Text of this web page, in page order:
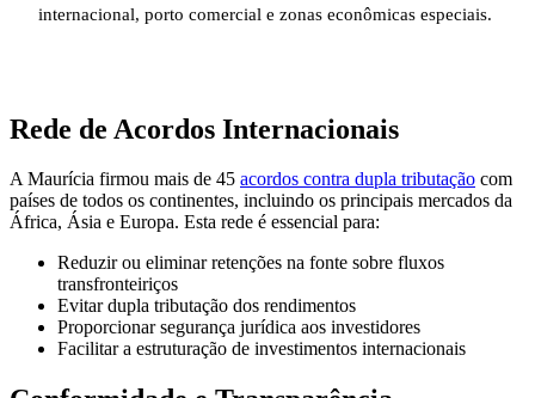
internacional, porto comercial e zonas econômicas especiais.
Rede de Acordos Internacionais
A Maurícia firmou mais de 45 acordos contra dupla tributação com
países de todos os continentes, incluindo os principais mercados da
África, Ásia e Europa. Esta rede é essencial para:
Reduzir ou eliminar retenções na fonte sobre fluxos
transfronteiriços
Evitar dupla tributação dos rendimentos
Proporcionar segurança jurídica aos investidores
Facilitar a estruturação de investimentos internacionais